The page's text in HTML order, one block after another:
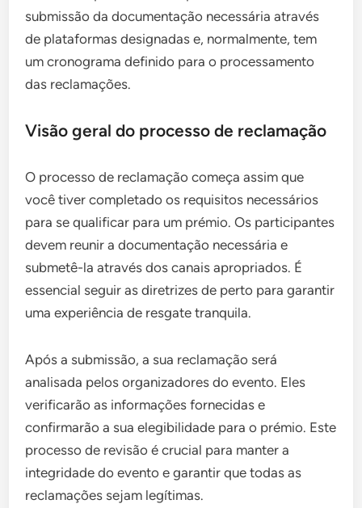
submissão da documentação necessária através
de plataformas designadas e, normalmente, tem
um cronograma definido para o processamento
das reclamações.
Visão geral do processo de reclamação
O processo de reclamação começa assim que
você tiver completado os requisitos necessários
para se qualificar para um prémio. Os participantes
devem reunir a documentação necessária e
submetê-la através dos canais apropriados. É
essencial seguir as diretrizes de perto para garantir
uma experiência de resgate tranquila.
Após a submissão, a sua reclamação será
analisada pelos organizadores do evento. Eles
verificarão as informações fornecidas e
confirmarão a sua elegibilidade para o prémio. Este
processo de revisão é crucial para manter a
integridade do evento e garantir que todas as
reclamações sejam legítimas.